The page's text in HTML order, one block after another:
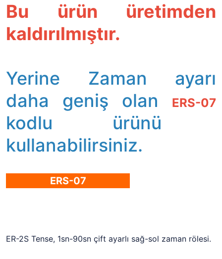
Bu ürün üretimden
kaldırılmıştır.
Yerine Zaman ayarı
daha geniş olan
ERS-07
kodlu ürünü
kullanabilirsiniz.
ERS-07
ER-2S Tense, 1sn-90sn çift ayarlı sağ-sol zaman rölesi.